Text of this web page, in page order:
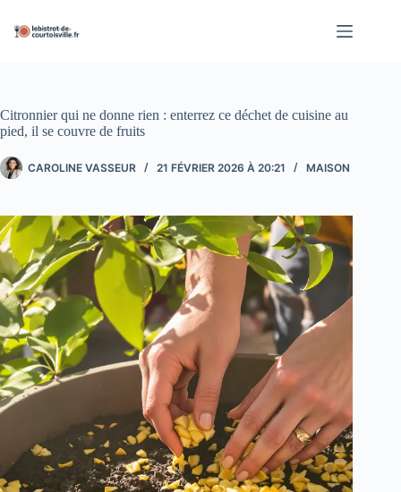
contenu
Citronnier qui ne donne rien : enterrez ce déchet de cuisine au
pied, il se couvre de fruits
CAROLINE VASSEUR 21 FÉVRIER 2026 À 20:21 MAISON